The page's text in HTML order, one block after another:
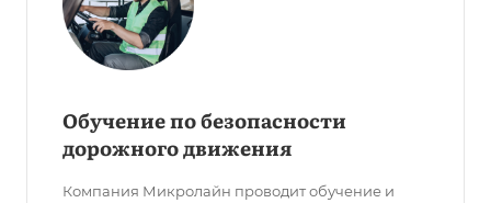
Обучение по безопасности
дорожного движения
Компания Микролайн проводит обучение и